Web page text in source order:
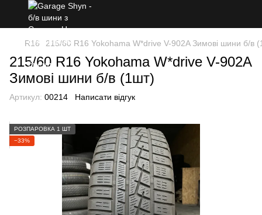
R16 215/60 R16 Yokohama W*drive V-902A Зимові шини б/в
215/60 R16 Yokohama W*drive V-902A
Зимові шини б/в (1шт)
Артикул: 00214 Написати відгук
РОЗПАРОВКА 1 ШТ
−33%